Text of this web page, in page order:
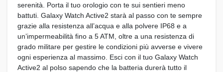
serenità. Porta il tuo orologio con te sui sentieri meno
battuti. Galaxy Watch Active2 starà al passo con te sempre
grazie alla resistenza all’acqua e alla polvere IP68 e a
un’impermeabilità fino a 5 ATM, oltre a una resistenza di
grado militare per gestire le condizioni più avverse e vivere
ogni esperienza al massimo. Esci con il tuo Galaxy Watch
Active2 al polso sapendo che la batteria durerà tutto il